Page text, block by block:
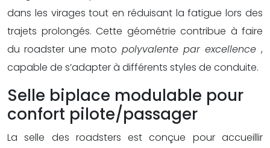
dans les virages tout en réduisant la fatigue lors des
trajets prolongés. Cette géométrie contribue à faire
du roadster une moto polyvalente par excellence,
capable de s’adapter à différents styles de conduite.
Selle biplace modulable pour
confort pilote/passager
La selle des roadsters est conçue pour accueillir